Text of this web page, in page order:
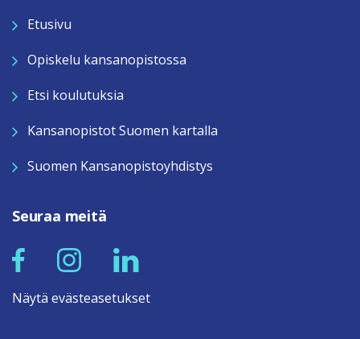
Etusivu
Opiskelu kansanopistossa
Etsi koulutuksia
Kansanopistot Suomen kartalla
Suomen Kansanopistoyhdistys
Seuraa meitä
Näytä evästeasetukset